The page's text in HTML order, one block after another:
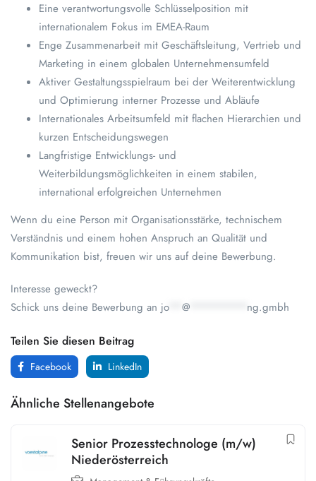
Eine verantwortungsvolle Schlüsselposition mit
internationalem Fokus im EMEA-Raum
Enge Zusammenarbeit mit Geschäftsleitung, Vertrieb und
Marketing in einem globalen Unternehmensumfeld
Aktiver Gestaltungsspielraum bei der Weiterentwicklung
und Optimierung interner Prozesse und Abläufe
Internationales Arbeitsumfeld mit flachen Hierarchien und
kurzen Entscheidungswegen
Langfristige Entwicklungs- und
Weiterbildungsmöglichkeiten in einem stabilen,
international erfolgreichen Unternehmen
Wenn du eine Person mit Organisationsstärke, technischem
Verständnis und einem hohen Anspruch an Qualität und
Kommunikation bist, freuen wir uns auf deine Bewerbung.
Interesse geweckt?
Schick uns deine Bewerbung an jo @ ng.gmbh
Teilen Sie diesen Beitrag
Facebook LinkedIn
Ähnliche Stellenangebote
Senior Prozesstechnologe (m/w)
Niederösterreich